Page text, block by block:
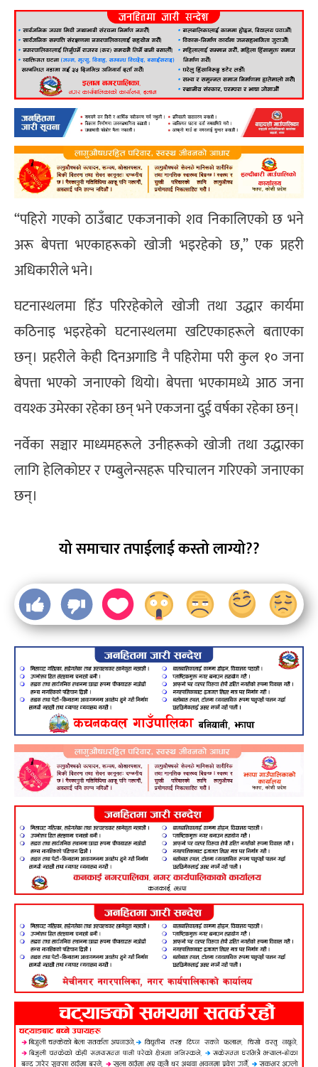
“पहिरो गएको ठाउँबाट एकजनाको शव निकालिएको छ भने
अरू बेपत्ता भएकाहरूको खोजी भइरहेको छ,” एक प्रहरी
अधिकारीले भने।
घटनास्थलमा हिँउ परिरहेकोले खोजी तथा उद्धार कार्यमा
कठिनाइ भइरहेको घटनास्थलमा खटिएकाहरूले बताएका
छन्। प्रहरीले केही दिनअगाडि नै पहिरोमा परी कुल १० जना
बेपत्ता भएको जनाएको थियो। बेपत्ता भएकामध्ये आठ जना
वयश्क उमेरका रहेका छन् भने एकजना दुई वर्षका रहेका छन्।
नर्वेका सञ्चार माध्यमहरूले उनीहरूको खोजी तथा उद्धारका
लागि हेलिकोप्टर र एम्बुलेन्सहरू परिचालन गरिएको जनाएका
छन्।
यो समाचार तपाईलाई कस्तो लाग्यो??